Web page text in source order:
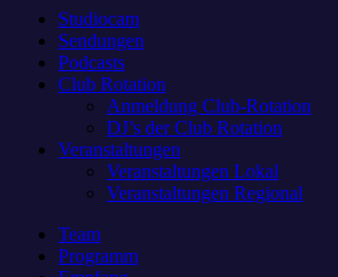
Studiocam
Sendungen
Podcasts
Club Rotation
Anmeldung Club-Rotation
DJ’s der Club Rotation
Veranstaltungen
Veranstaltungen Lokal
Veranstaltungen Regional
Team
Programm